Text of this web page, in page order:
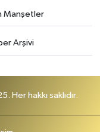
Manşetler
Arşivi
Her hakkı saklıdır.